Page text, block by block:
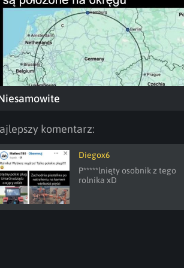
komentarz:
Diegox6
P*****lnięty osobnik z tego
rolnika xD